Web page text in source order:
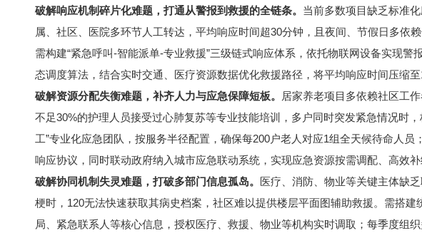
破解响应机制碎片化难题，打通从警报到救援的全链条。 当前多数项目缺乏标准
属、社区、医院多环节人工转达，平均响应时间超30分钟，且夜间、节假日多依
需构建“紧急呼叫-智能派单-专业救援”三级链式响应体系，依托物联网设备实现
态调度算法，结合实时交通、医疗资源数据优化救援路径，将平均响应时间压缩
破解资源分配失衡难题，补齐人力与应急保障短板。
居家养老项目多依赖社区工
不足30%的护理人员接受过心肺复苏等专业技能培训，多户同时突发紧急情况时
工”专业化应急团队，按服务半径配置，确保每200户老人对应1组全天候待命人
响应协议，同时联动政府纳入城市应急联动系统，实现应急资源按需调配、高效补
破解协同机制失灵难题，打破多部门信息孤岛。 医疗、消防、物业等关键主体缺
梗时，120无法快速获取其病史档案，社区难以提供楼层平面图辅助救援。需搭
局、紧急联系人等核心信息，授权医疗、救援、物业等机构实时调取；每季度组